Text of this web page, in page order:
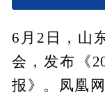
6月2日，山
会，发布《
报》。凤凰